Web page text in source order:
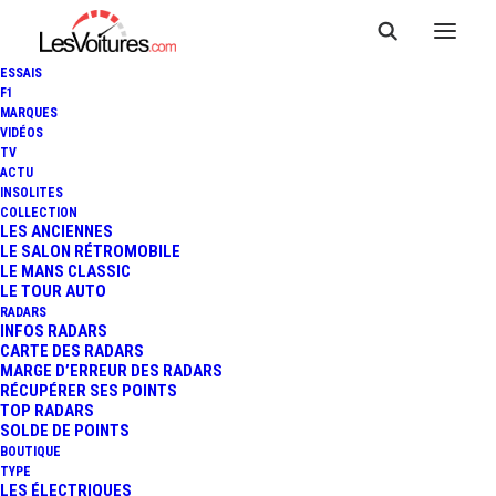
ESSAIS
F1
MARQUES
VIDÉOS
TV
ACTU
INSOLITES
COLLECTION
LES ANCIENNES
LE SALON RÉTROMOBILE
LE MANS CLASSIC
LE TOUR AUTO
RADARS
INFOS RADARS
CARTE DES RADARS
MARGE D’ERREUR DES RADARS
RÉCUPÉRER SES POINTS
TOP RADARS
SOLDE DE POINTS
BOUTIQUE
TYPE
LES ÉLECTRIQUES
19 mars 2014
CHEVROLET CORVETTE